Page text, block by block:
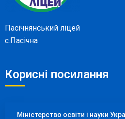
Пасічнянський ліцей
с.Пасічна
Корисні посилання
Міністерство освіти і науки